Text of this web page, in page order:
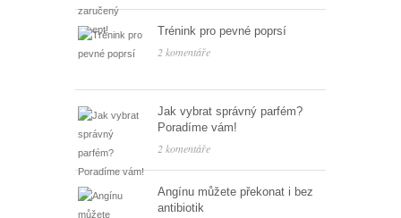
Trénink pro pevné poprsí
2 komentáře
Jak vybrat správný parfém?
Poradíme vám!
2 komentáře
Angínu můžete překonat i bez
antibiotik